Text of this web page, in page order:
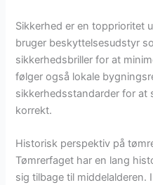
Sikkerhed er en topprioritet
bruger beskyttelsesudstyr
sikkerhedsbriller for at
følger også lokale
sikkerhedsstandarder for at
korrekt.
Historisk perspektiv på
Tømrerfaget har en lang
sig tilbage til middelalderen.